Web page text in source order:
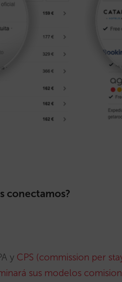
conectamos?
y CPS (commission per
sus modelos